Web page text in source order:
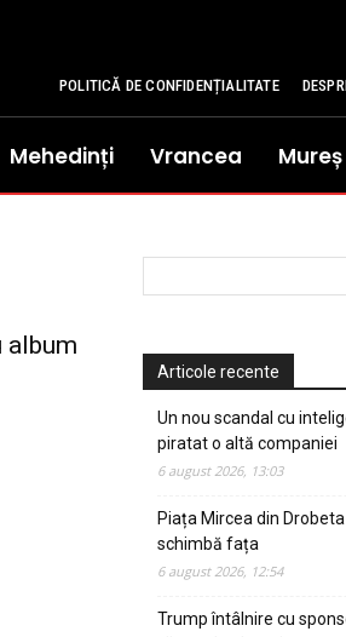
POLITICĂ DE CONFIDENȚIALITATE
Mehedinți Vrancea Mureș
album
Articole recente
Un nou scandal cu
piratat o altă companiei
6 august 2026, 13:03
Piața Mircea din
schimbă fața
6 august 2026, 12:54
Trump întâlnire cu